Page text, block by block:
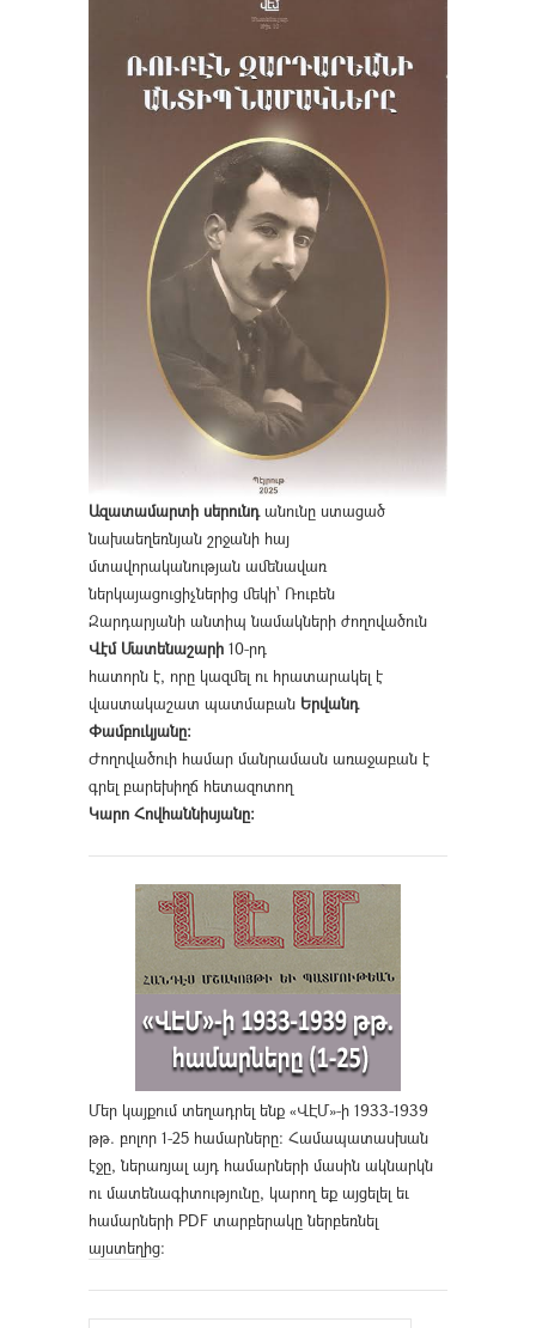
Ազատամարտի սերունդանունը ստացած
նախաեղեռնյան շրջանի հայ
մտավորականության ամենավառ
ներկայացուցիչներից մեկի՝ Ռուբեն
Զարդարյանի անտիպ նամակների ժողովածուն
Վէմ Մատենաշարի 10-րդ
հատորն է, որը կազմել ու հրատարակել է
վաստակաշատ պատմաբան Երվանդ
Փամբուկյանը։
Ժողովածուի համար մանրամասն առաջաբան է
գրել բարեխիղճ հետազոտող
Կարո Հովհաննիսյանը։
Մեր կայքում տեղադրել ենք «ՎԷՄ»-ի 1933-1939
թթ. բոլոր 1-25 համարները։ Համապատասխան
էջը, ներառյալ այդ համարների մասին ակնարկն
ու մատենագիտությունը, կարող եք այցելել եւ
համարների PDF տարբերակը ներբեռնել
այստեղից։